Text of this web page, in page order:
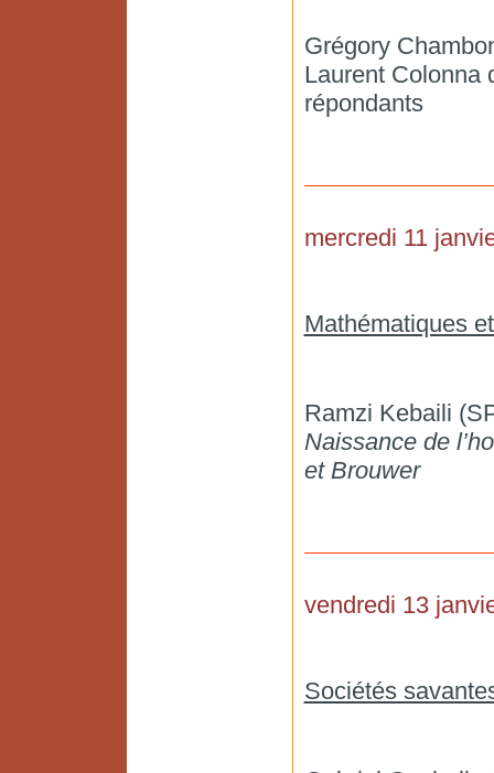
Grégory
Laurent Colonna
répondants
mercredi 11
Mathématiques
Ramzi Kebaili
Naissance de
et Brouwer
vendredi 13
Sociétés